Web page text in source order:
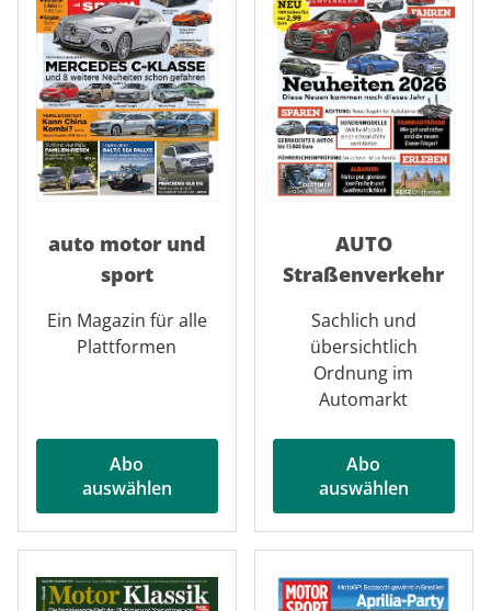
auto motor und
sport
Ein Magazin für alle
Plattformen
Abo
auswählen
AUTO
Straßenverkehr
Sachlich und
übersichtlich
Ordnung im
Automarkt
Abo
auswählen